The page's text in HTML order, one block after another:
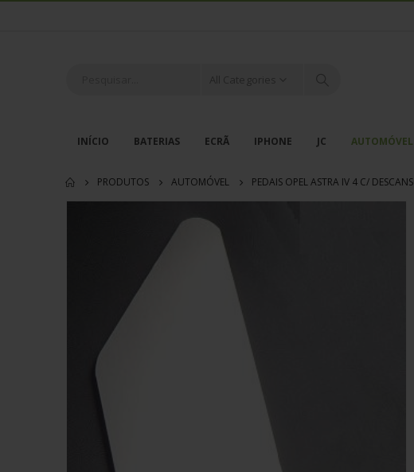
INÍCIO BATERIAS ECRÃ IPHONE JC AUTOMÓVEL
PRODUTOS AUTOMÓVEL PEDAIS OPEL ASTRA IV 4 C/